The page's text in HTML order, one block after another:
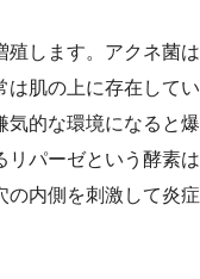
殖します。アクネ菌は
は肌の上に存在してい
気的な環境になると爆
リパーゼという酵素は
の内側を刺激して炎症